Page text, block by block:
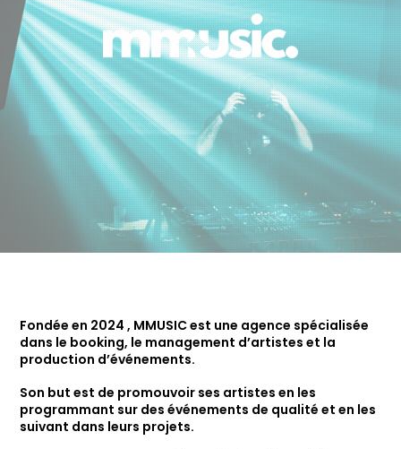
Fondée en 2024 , MMUSIC est une agence spécialisée
dans le booking, le management d’artistes et la
production d’événements.
Son but est de promouvoir ses artistes en les
programmant sur des événements de qualité et en les
suivant dans leurs projets.